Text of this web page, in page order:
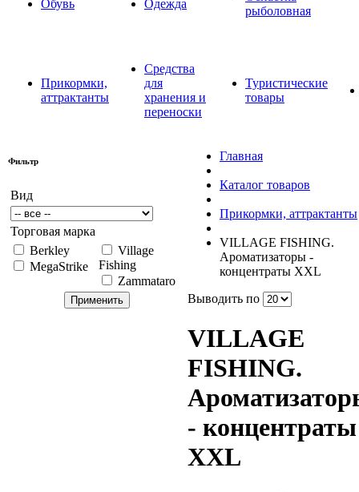
Обувь Одежда
рыболовная
Прикормки,
аттрактанты
Средства
для
хранения и
переноски
Туристические
товары
Фильтр
Вид
Торговая марка
Berkley
MegaStrike
Village
Fishing
Zammataro
Главная
Каталог товаров
Прикормки, аттрактанты
VILLAGE FISHING.
Ароматизаторы -
концентраты XXL
Выводить по
VILLAGE
FISHING.
- концентраты
XXL